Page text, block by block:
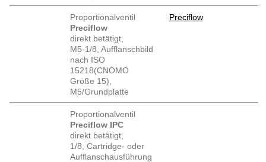
Proportionalventil
Preciflow
direkt betätigt,
M5-1/8, Aufflanschbild
nach ISO
15218(CNOMO
Größe 15),
M5/Grundplatte
Preciflow
Proportionalventil
Preciflow IPC
direkt betätigt,
1/8, Cartridge- oder
Aufflanschausführung